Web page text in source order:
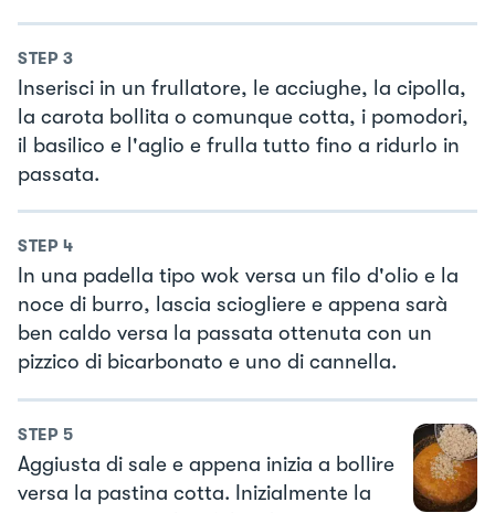
STEP 3
Inserisci in un frullatore, le acciughe, la cipolla,
la carota bollita o comunque cotta, i pomodori,
il basilico e l'aglio e frulla tutto fino a ridurlo in
passata.
STEP 4
In una padella tipo wok versa un filo d'olio e la
noce di burro, lascia sciogliere e appena sarà
ben caldo versa la passata ottenuta con un
pizzico di bicarbonato e uno di cannella.
STEP 5
Aggiusta di sale e appena inizia a bollire
versa la pastina cotta. Inizialmente la